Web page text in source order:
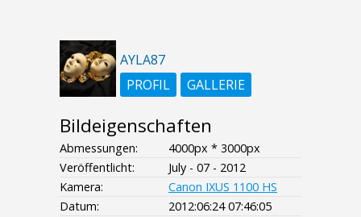
AYLA87
PROFIL
GALLERIE
Bildeigenschaften
Abmessungen:
4000px * 3000px
Veröffentlicht:
July - 07 - 2012
Kamera:
Canon IXUS 1100 HS
Datum:
2012:06:24 07:46:05